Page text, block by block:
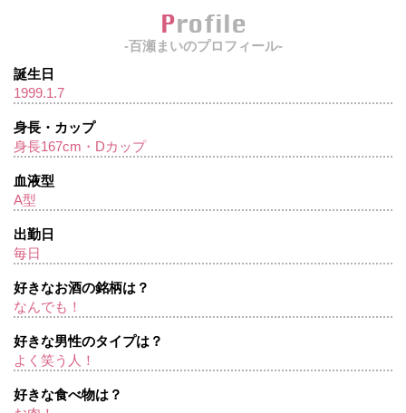
Profile
-百瀬まいのプロフィール-
誕生日
1999.1.7
身長・カップ
身長167cm・Dカップ
血液型
A型
出勤日
毎日
好きなお酒の銘柄は？
なんでも！
好きな男性のタイプは？
よく笑う人！
好きな食べ物は？